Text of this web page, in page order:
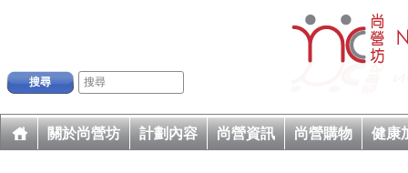
搜尋
關於尚營坊 計劃內容 尚營資訊 尚營購物 健康